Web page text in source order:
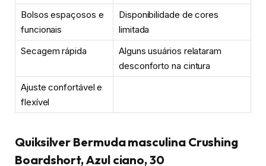
Bolsos espaçosos e
funcionais
Disponibilidade de cores
limitada
Secagem rápida
Alguns usuários relataram
desconforto na cintura
Ajuste confortável e
flexível
Quiksilver Bermuda masculina Crushing
Boardshort, Azul ciano, 30